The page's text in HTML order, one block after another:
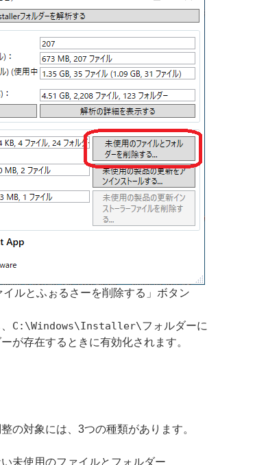
ルとふぉるさーを削除する」ボタン
C:\Windows\Installer\フォルダーに
が存在するときに有効化されます。
の対象には、3つの種類があります。
未使用のファイルとフォルダー